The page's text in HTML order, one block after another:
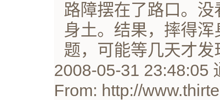
路障摆在了路口。
身土。结果，摔得
题，可能等几天才发
2008-05-31 23:48:05
From: http://